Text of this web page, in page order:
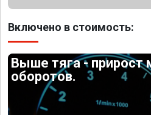
Включено в стоимость:
Выше тяга - прирост
оборотов.